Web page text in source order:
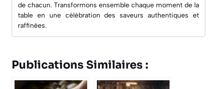
de chacun. Transformons ensemble chaque moment de la
table en une célébration des saveurs authentiques et
raffinées.
Publications Similaires :